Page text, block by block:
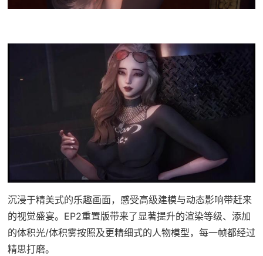
沉浸于精美式的乐趣画面，感受高级建模与动态影响带赶来
的视觉盛宴。EP2重置版带来了显著提升的渲染等级、添加
的体积光/体积雾按照及更精细式的人物模型，每一帧都经过
精思打磨。